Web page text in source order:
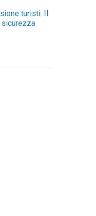
turisti. Il
sicurezza